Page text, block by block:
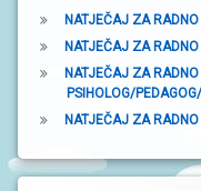
NATJEČAJ ZA
NATJEČAJ ZA
NATJEČAJ ZA
PSIHOLOG/
NATJEČAJ ZA